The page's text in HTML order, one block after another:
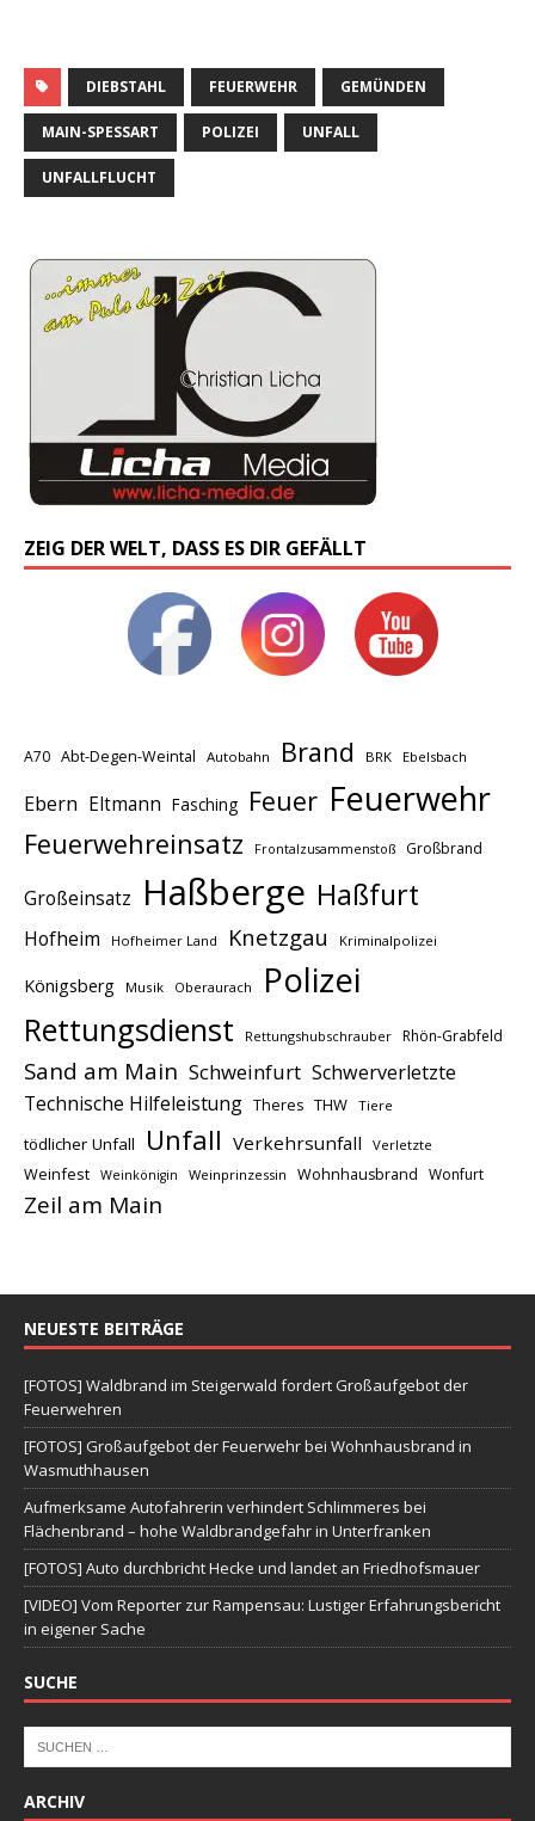
DIEBSTAHL FEUERWEHR GEMÜNDEN
MAIN-SPESSART POLIZEI UNFALL
UNFALLFLUCHT
ZEIG DER WELT, DASS ES DIR GEFÄLLT
A70 Abt-Degen-Weintal Autobahn Brand BRK Ebelsbach
Ebern Eltmann Fasching Feuer Feuerwehr
Feuerwehreinsatz Frontalzusammenstoß Großbrand
Großeinsatz Haßberge Haßfurt
Hofheim Hofheimer Land Knetzgau Kriminalpolizei
Königsberg Musik Oberaurach Polizei
Rettungsdienst Rettungshubschrauber Rhön-Grabfeld
Sand am Main Schweinfurt Schwerverletzte
Technische Hilfeleistung Theres THW Tiere
tödlicher Unfall Unfall Verkehrsunfall Verletzte
Weinfest Weinkönigin Weinprinzessin Wohnhausbrand Wonfurt
Zeil am Main
NEUESTE BEITRÄGE
[FOTOS] Waldbrand im Steigerwald fordert Großaufgebot der
Feuerwehren
[FOTOS] Großaufgebot der Feuerwehr bei Wohnhausbrand in
Wasmuthhausen
Aufmerksame Autofahrerin verhindert Schlimmeres bei
Flächenbrand – hohe Waldbrandgefahr in Unterfranken
[FOTOS] Auto durchbricht Hecke und landet an Friedhofsmauer
[VIDEO] Vom Reporter zur Rampensau: Lustiger Erfahrungsbericht
in eigener Sache
SUCHE
ARCHIV